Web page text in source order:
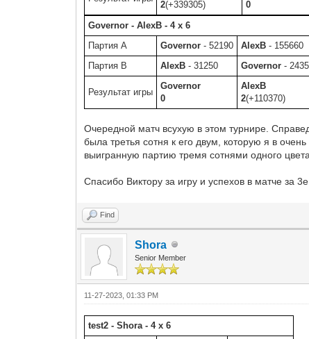
2(+339305)
0
Governor - AlexB - 4 x 6
Партия A
Governor - 52190 AlexB - 155660
Партия B
AlexB - 31250 Governor -
Результат игры
Governor
0
AlexB
2(+110370)
Очередной матч всухую в этом турнире.
была третья сотня к его двум, которую я в
выигранную партию тремя сотнями одного
Спасибо Виктору за игру и успехов в матче за
Find
Shora
Senior Member
11-27-2023, 01:33 PM
test2 - Shora - 4 x 6